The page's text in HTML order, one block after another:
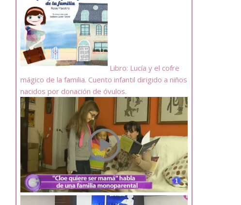
Libro: Lucía y el cofre
mágico de la familia. Cuento infantil dirigido a niños
nacidos por donación de óvulos.